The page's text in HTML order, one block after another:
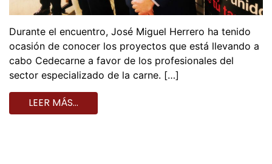
Durante el encuentro, José Miguel Herrero ha tenido
ocasión de conocer los proyectos que está llevando a
cabo Cedecarne a favor de los profesionales del
sector especializado de la carne. […]
LEER MÁS…